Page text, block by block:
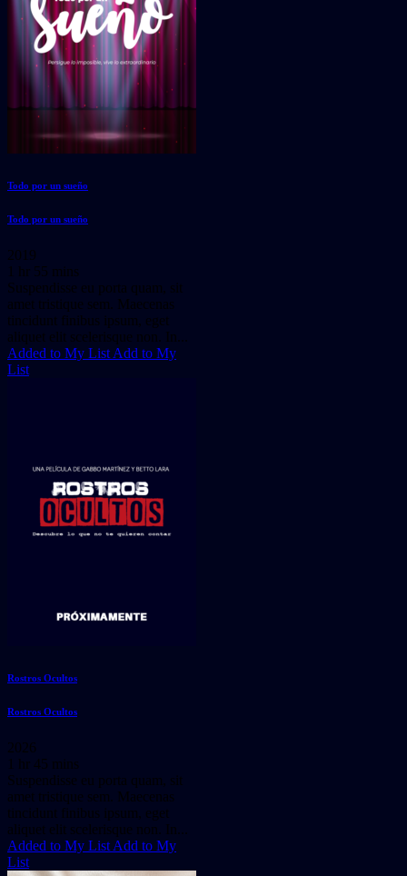
Todo por un sueño
Todo por un sueño
2019
1 hr 55 mins
Suspendisse eu porta quam, sit
amet tristique sem. Maecenas
tincidunt finibus ipsum, eget
aliquet elit scelerisque non. In...
Added to My List Add to My
List
Rostros Ocultos
Rostros Ocultos
2026
1 hr 45 mins
Suspendisse eu porta quam, sit
amet tristique sem. Maecenas
tincidunt finibus ipsum, eget
aliquet elit scelerisque non. In...
Added to My List Add to My
List